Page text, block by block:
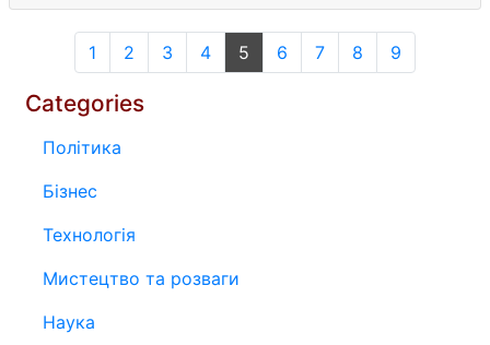
1 2 3 4 5 6 7 8 9
Categories
Політика
Бізнес
Технологія
Мистецтво та розваги
Наука